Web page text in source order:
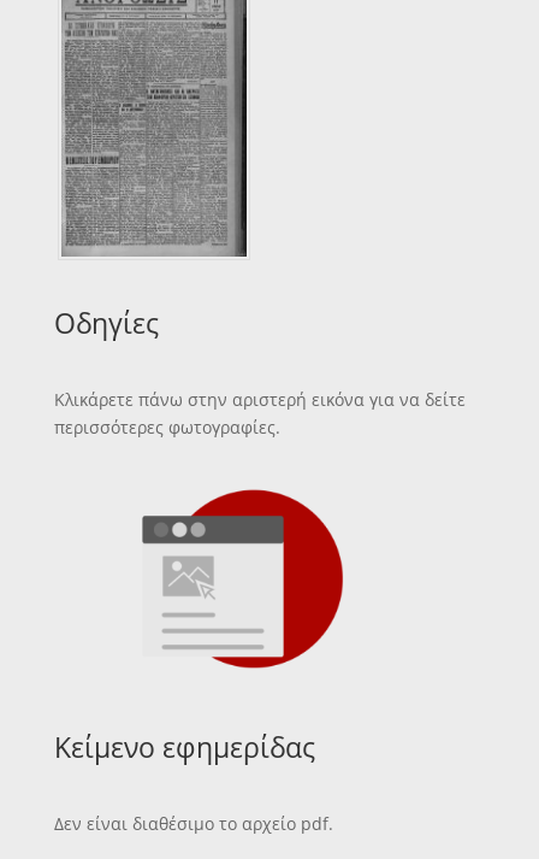
Οδηγίες
Κλικάρετε πάνω στην αριστερή εικόνα για να δείτε
περισσότερες φωτογραφίες.
Κείμενο εφημερίδας
Δεν είναι διαθέσιμο το αρχείο pdf.